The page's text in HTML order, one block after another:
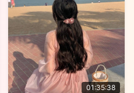
01:35:38